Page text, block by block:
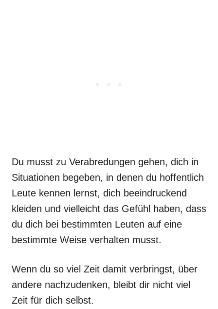
Du musst zu Verabredungen gehen, dich in
Situationen begeben, in denen du hoffentlich
Leute kennen lernst, dich beeindruckend
kleiden und vielleicht das Gefühl haben, dass
du dich bei bestimmten Leuten auf eine
bestimmte Weise verhalten musst.
Wenn du so viel Zeit damit verbringst, über
andere nachzudenken, bleibt dir nicht viel
Zeit für dich selbst.